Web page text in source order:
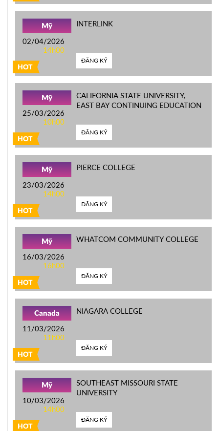
HOT
Mỹ
02/04/2026
14h00
INTERLINK
ĐĂNG KÝ
HOT
Mỹ
25/03/2026
10h00
CALIFORNIA STATE UNIVERSITY,
EAST BAY CONTINUING EDUCATION
ĐĂNG KÝ
HOT
Mỹ
23/03/2026
14h00
PIERCE COLLEGE
ĐĂNG KÝ
HOT
Mỹ
16/03/2026
16h00
WHATCOM COMMUNITY COLLEGE
ĐĂNG KÝ
HOT
Canada
11/03/2026
11h00
NIAGARA COLLEGE
ĐĂNG KÝ
HOT
Mỹ
10/03/2026
14h00
SOUTHEAST MISSOURI STATE
UNIVERSITY
ĐĂNG KÝ